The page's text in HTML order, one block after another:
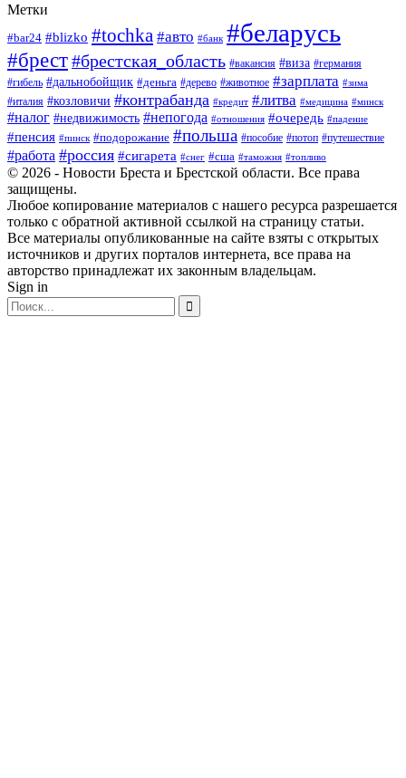
Метки
#bar24 #blizko #tochka #авто #банк #беларусь
#брест#брестская_область #вакансия #виза #германия
#гибель #дальнобойщик #деньга #дерево #животное #зарплата #зима
#италия #козловичи #контрабанда #кредит #литва #медицина #минск
#налог #недвижимость #непогода #отношения #очередь #падение
#пенсия #пинск #подорожание #польша #пособие #потоп #путешествие
#работа #россия #сигарета #снег #сша #таможня #топливо
© 2026 - Новости Бреста и Брестской области. Все права
защищены.
Любое копирование материалов с нашего ресурса разрешается
только с обратной активной ссылкой на страницу статьи.
Все материалы опубликованные на сайте взяты с открытых
источников и других порталов интернета, все права на
авторство принадлежат их законным владельцам.
Sign in